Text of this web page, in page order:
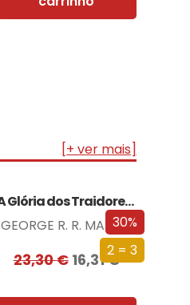
[+ ver mais]
30%
2 = 3
A Glória dos Traidores (Edição especial limitada)
GEORGE R. R. MARTIN
23,30€ 16,31€